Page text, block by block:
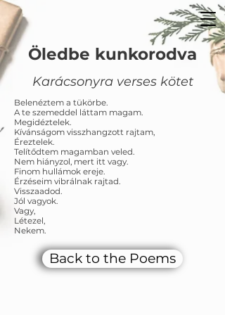
Öledbe kunkorodva
Karácsonyra verses kötet
Belenéztem a tükörbe.
A te szemeddel láttam magam.
Megidéztelek.
Kívánságom visszhangzott rajtam,
Éreztelek.
Telítődtem magamban veled.
Nem hiányzol, mert itt vagy.
Finom hullámok ereje.
Érzéseim vibrálnak rajtad.
Visszaadod.
Jól vagyok.
Vagy,
Létezel,
Nekem.
Back to the Poems